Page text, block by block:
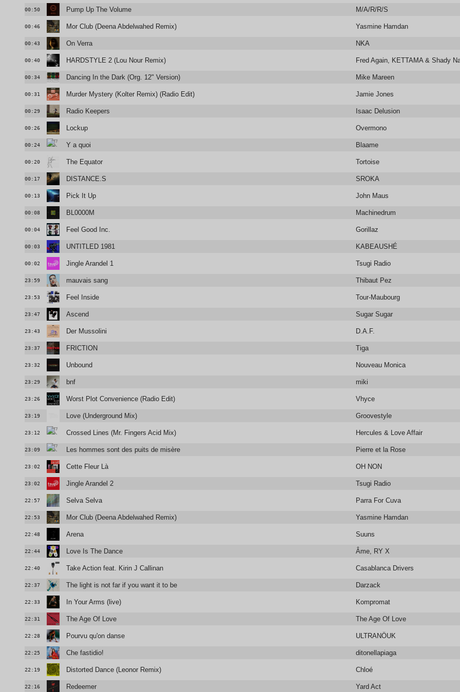
00:50 Pump Up The Volume M/A/R/R/S
00:46 Mor Club (Deena Abdelwahed Remix) Yasmine Hamdan
00:43 On Verra NKA
00:40 HARDSTYLE 2 (Lou Nour Remix) Fred Again, KETTAMA & Shady
00:34 Dancing In the Dark (Org. 12" Version) Mike Mareen
00:31 Murder Mystery (Kolter Remix) (Radio Edit) Jamie Jones
00:29 Radio Keepers Isaac Delusion
00:26 Lockup Overmono
00:24 Y a quoi Blaame
00:20 The Equator Tortoise
00:17 DISTANCE.S SROKA
00:13 Pick It Up John Maus
00:08 BL0000M Machinedrum
00:04 Feel Good Inc. Gorillaz
00:03 UNTITLED 1981 KABEAUSHÉ
00:02 Jingle Arandel 1 Tsugi Radio
23:59 mauvais sang Thibaut Pez
23:53 Feel Inside Tour-Maubourg
23:47 Ascend Sugar Sugar
23:43 Der Mussolini D.A.F.
23:37 FRICTION Tiga
23:32 Unbound Nouveau Monica
23:29 bnf miki
23:26 Worst Plot Convenience (Radio Edit) Vhyce
23:19 Love (Underground Mix) Groovestyle
23:12 Crossed Lines (Mr. Fingers Acid Mix) Hercules & Love Affair
23:09 Les hommes sont des puits de misère Pierre et la Rose
23:02 Cette Fleur Là OH NON
23:02 Jingle Arandel 2 Tsugi Radio
22:57 Selva Selva Parra For Cuva
22:53 Mor Club (Deena Abdelwahed Remix) Yasmine Hamdan
22:48 Arena Suuns
22:44 Love Is The Dance Âme, RY X
22:40 Take Action feat. Kirin J Callinan Casablanca Drivers
22:37 The light is not far if you want it to be Darzack
22:33 In Your Arms (live) Kompromat
22:31 The Age Of Love The Age Of Love
22:28 Pourvu qu'on danse ULTRANÖUK
22:25 Che fastidio! ditonellapiaga
22:19 Distorted Dance (Leonor Remix) Chloé
22:16 Redeemer Yard Act